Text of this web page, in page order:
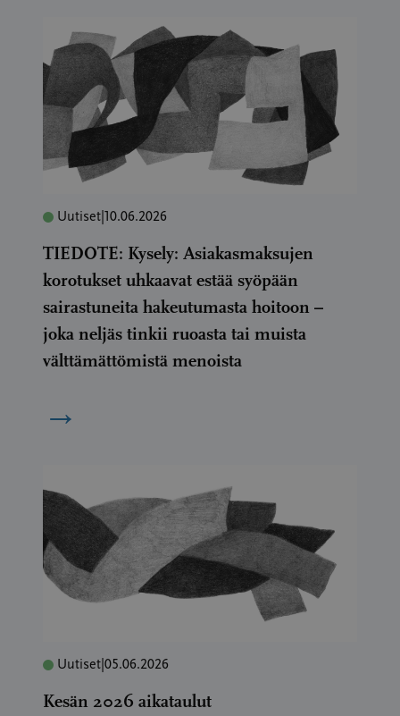
Uutiset 10.06.2026
TIEDOTE: Kysely: Asiakasmaksujen
korotukset uhkaavat estää syöpään
sairastuneita hakeutumasta hoitoon –
joka neljäs tinkii ruoasta tai muista
välttämättömistä menoista
→
Uutiset 05.06.2026
Kesän 2026 aikataulut